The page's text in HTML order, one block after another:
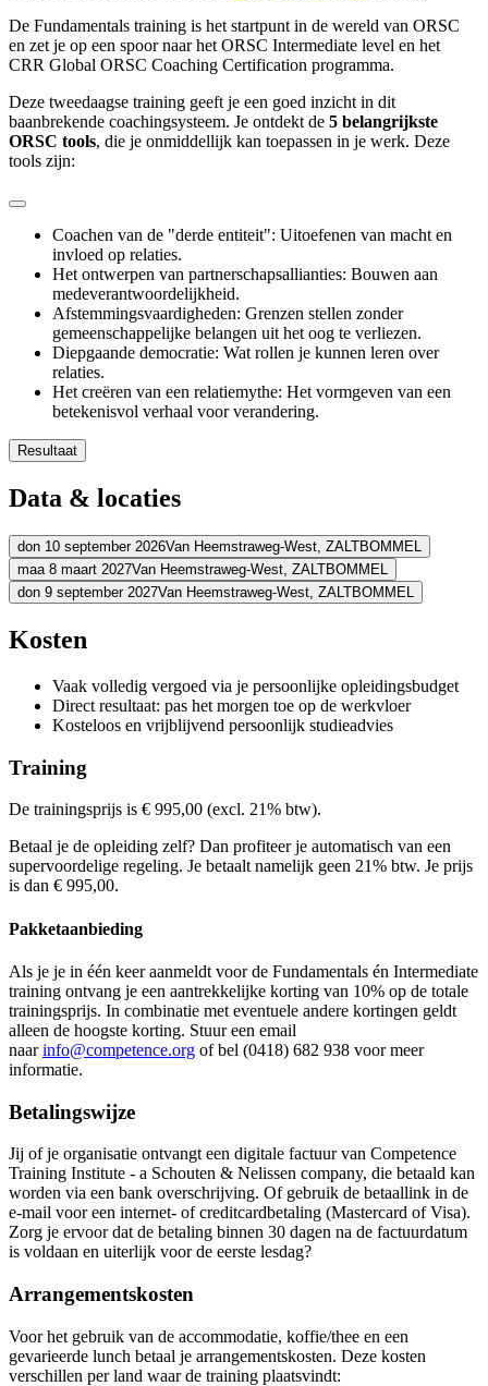
De Fundamentals training is het startpunt in de wereld van ORSC
en zet je op een spoor naar het ORSC Intermediate level en het
CRR Global ORSC Coaching Certification programma.
Deze tweedaagse training geeft je een goed inzicht in dit
baanbrekende coachingsysteem. Je ontdekt de 5 belangrijkste
ORSC tools, die je onmiddellijk kan toepassen in je werk. Deze
tools zijn:
Coachen van de "derde entiteit": Uitoefenen van macht en
invloed op relaties.
Het ontwerpen van partnerschapsallianties: Bouwen aan
medeverantwoordelijkheid.
Afstemmingsvaardigheden: Grenzen stellen zonder
gemeenschappelijke belangen uit het oog te verliezen.
Diepgaande democratie: Wat rollen je kunnen leren over
relaties.
Het creëren van een relatiemythe: Het vormgeven van een
betekenisvol verhaal voor verandering.
Resultaat
Na het afronden van de ORSC Fundamentals training, zal je klaar
De wijsheid en kracht van systemen in te zetten om
Transformatieve verandering te faciliteren in teams,
Afstemmingsvaardigheden te gebruiken om conflicten op te
Cross-referral partnerships te begrijpen
Data & locaties
don 10 september 2026Van Heemstraweg-West, ZALTBOMMEL
Adres
Bekijk route
€ 1.195,00
Kies deze startdatum
Lesdagen
don10-09-20269:30 - 17:30
vri11-09-20269:30 - 17:30
maa 8 maart 2027Van Heemstraweg-West, ZALTBOMMEL
Adres
Competence Training Institute
Prijs
€ 1.195,00
Bekijk prijsopbouw
maa08-03-20279:30 - 17:30
din09-03-20279:30 - 17:30
don 9 september 2027Van Heemstraweg-West, ZALTBOMMEL
Adres
Bekijk route
Prijs
€ 1.195,00
Bekijk prijsopbouw
Kies deze startdatum
Lesdagen
don09-09-20279:30 - 17:30
Kosten
Vaak volledig vergoed via je persoonlijke opleidingsbudget
Direct resultaat: pas het morgen toe op de werkvloer
Kosteloos en vrijblijvend persoonlijk studieadvies
Training
De trainingsprijs is € 995,00 (excl. 21% btw).
Betaal je de opleiding zelf? Dan profiteer je automatisch van een
supervoordelige regeling. Je betaalt namelijk geen 21% btw. Je prijs
is dan € 995,00.
Pakketaanbieding
Als je je in één keer aanmeldt voor de Fundamentals én Intermediate
training ontvang je een aantrekkelijke korting van 10% op de totale
trainingsprijs. In combinatie met eventuele andere kortingen geldt
alleen de hoogste korting. Stuur een email
naarinfo@competence.org of bel (0418) 682 938 voor meer
informatie.
Betalingswijze
Jij of je organisatie ontvangt een digitale factuur van Competence
Training Institute - a Schouten & Nelissen company, die betaald kan
worden via een bank overschrijving. Of gebruik de betaallink in de
e-mail voor een internet- of creditcardbetaling (Mastercard of Visa).
Zorg je ervoor dat de betaling binnen 30 dagen na de factuurdatum
is voldaan en uiterlijk voor de eerste lesdag?
Arrangementskosten
Voor het gebruik van de accommodatie, koffie/thee en een
gevarieerde lunch betaal je arrangementskosten. Deze kosten
verschillen per land waar de training plaatsvindt: